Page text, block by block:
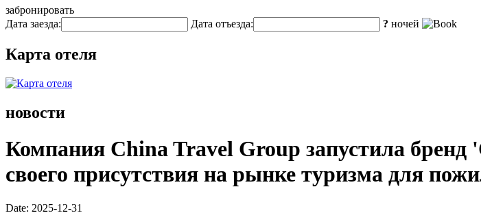
забронировать
Дата заезда:
Дата отъезда: ? ночей
Карта отеля
новости
Компания China Travel Group запустила
своего присутствия на рынке туризма для
Date: 2025-12-31